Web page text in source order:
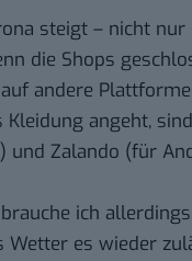
steigt – nicht
die Shops
andere
Kleidung angeht,
) und Zalando (für
ich
Wetter es wieder